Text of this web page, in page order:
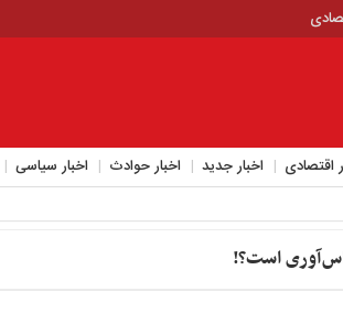
اقتصادی اخبار جدید اخبار حوادث اخبار سیاسی
است؟!